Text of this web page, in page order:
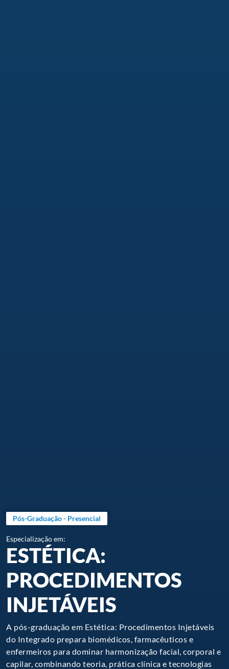
Pós-Graduação - Presencial
Especialização em:
ESTÉTICA:
PROCEDIMENTOS
INJETÁVEIS
A pós-graduação em Estética: Procedimentos Injetáveis
do Integrado prepara biomédicos, farmacêuticos e
enfermeiros para dominar harmonização facial, corporal e
capilar, combinando teoria, prática clínica e tecnologias